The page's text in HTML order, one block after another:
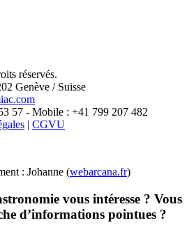
X
réservés.
Genève / Suisse
57 - Mobile : +41 799 207 482
| CGVU
: Johanne (webarcana.fr)
vous intéresse ? Vous
d’informations pointues ?